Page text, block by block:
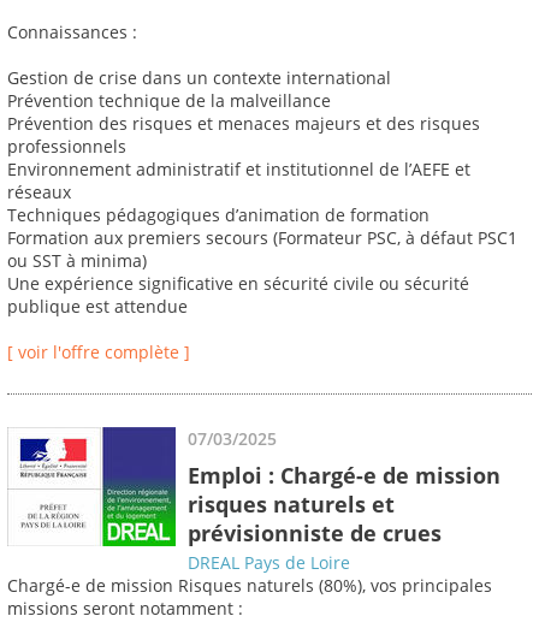
Connaissances :
Gestion de crise dans un contexte international
Prévention technique de la malveillance
Prévention des risques et menaces majeurs et des risques
professionnels
Environnement administratif et institutionnel de l’AEFE et
réseaux
Techniques pédagogiques d’animation de formation
Formation aux premiers secours (Formateur PSC, à défaut PSC1
ou SST à minima)
Une expérience significative en sécurité civile ou sécurité
publique est attendue
[ voir l'offre complète ]
07/03/2025
Emploi : Chargé-e de mission
risques naturels et
prévisionniste de crues
DREAL Pays de Loire
Chargé-e de mission Risques naturels (80%), vos principales
missions seront notamment :